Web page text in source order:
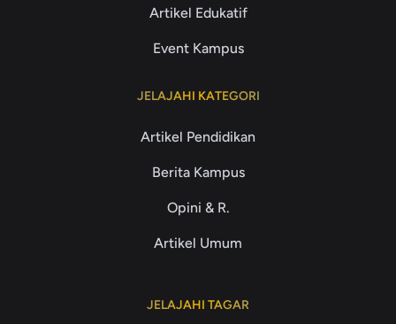
Artikel Edukatif
Event Kampus
JELAJAHI KATEGORI
Artikel Pendidikan
Berita Kampus
Opini & R.
Artikel Umum
JELAJAHI TAGAR